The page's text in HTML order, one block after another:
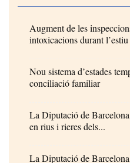
Augment de les
intoxicacions durant l’estiu
Nou sistema d’estades
conciliació familiar
La Diputació de
en rius i rieres dels...
La Diputació de